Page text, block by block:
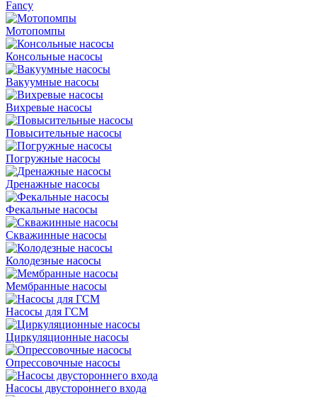
Fancy
Мотопомпы
Консольные насосы
Вакуумные насосы
Вихревые насосы
Повысительные насосы
Погружные насосы
Дренажные насосы
Фекальные насосы
Скважинные насосы
Колодезные насосы
Мембранные насосы
Насосы для ГСМ
Циркуляционные насосы
Опрессовочные насосы
Насосы двустороннего входа